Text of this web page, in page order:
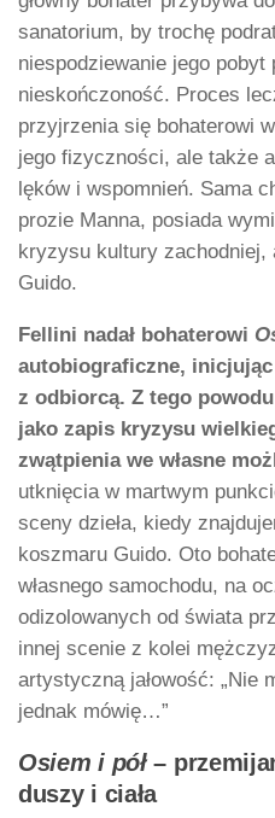
sanatorium, by trochę
niespodziewanie jego pobyt
nieskończoność. Proces
przyjrzenia się bohaterowi
jego fizyczności, ale także
lęków i wspomnień. Sama
prozie Manna, posiada
kryzysu kultury
Guido.
Fellini nadał bohaterowi
autobiograficzne,
z odbiorcą. Z tego
jako zapis kryzysu
zwątpienia we własne
utknięcia w martwym
sceny dzieła, kiedy
koszmaru Guido. Oto
własnego samochodu, na
odizolowanych od świata
innej scenie z kolei
artystyczną jałowość: „Nie
jednak mówię…”
Osiem i pół–
duszy i ciała